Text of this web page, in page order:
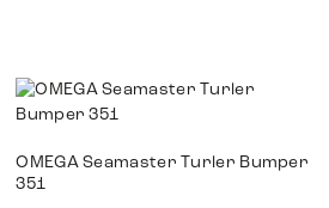
OMEGA Seamaster Turler Bumper
351